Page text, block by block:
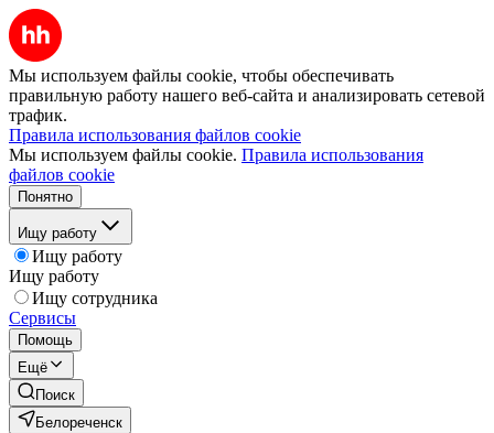
Мы используем файлы cookie, чтобы обеспечивать
правильную работу нашего веб-сайта и анализировать сетевой
трафик.
Правила использования файлов cookie
Мы используем файлы cookie. Правила использования
файлов cookie
Понятно
Ищу работу
Ищу работу
Ищу работу
Ищу сотрудника
Сервисы
Помощь
Ещё
Поиск
Белореченск